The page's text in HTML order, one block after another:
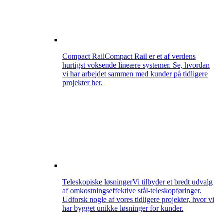
Compact RailCompact Rail er et af verdens
hurtigst voksende lineære systemer. Se, hvordan
vi har arbejdet sammen med kunder på tidligere
projekter her.
Teleskopiske løsningerVi tilbyder et bredt udvalg
af omkostningseffektive stål-teleskopføringer.
Udforsk nogle af vores tidligere projekter, hvor vi
har bygget unikke løsninger for kunder.